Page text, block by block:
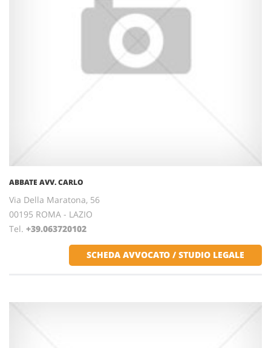
ABBATE AVV. CARLO
Via Della Maratona, 56
00195 ROMA - LAZIO
Tel. +39.063720102
SCHEDA AVVOCATO / STUDIO LEGALE